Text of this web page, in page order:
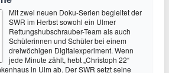
Mit zwei neuen Doku-Serien begleitet der
SWR im Herbst sowohl ein Ulmer
Rettungshubschrauber-Team als auch
Schülerinnen und Schüler bei einem
dreiwöchigen Digitalexperiment. Wenn
jede Minute zählt, hebt „Christoph 22“
in Ulm ab. Der SWR setzt seine